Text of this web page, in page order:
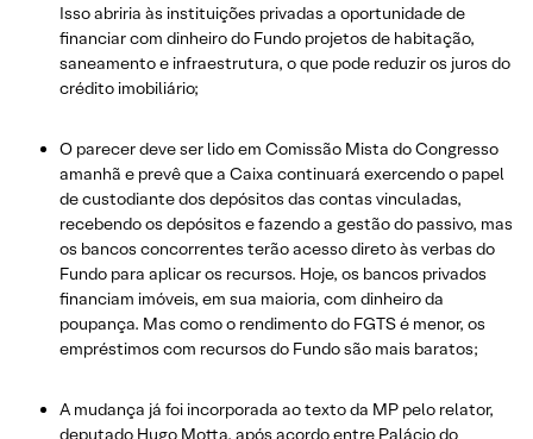
Isso abriria às instituições privadas a oportunidade de
financiar com dinheiro do Fundo projetos de habitação,
saneamento e infraestrutura, o que pode reduzir os juros do
crédito imobiliário;
O parecer deve ser lido em Comissão Mista do Congresso
amanhã e prevê que a Caixa continuará exercendo o papel
de custodiante dos depósitos das contas vinculadas,
recebendo os depósitos e fazendo a gestão do passivo, mas
os bancos concorrentes terão acesso direto às verbas do
Fundo para aplicar os recursos. Hoje, os bancos privados
financiam imóveis, em sua maioria, com dinheiro da
poupança. Mas como o rendimento do FGTS é menor, os
empréstimos com recursos do Fundo são mais baratos;
A mudança já foi incorporada ao texto da MP pelo relator,
deputado Hugo Motta, após acordo entre Palácio do